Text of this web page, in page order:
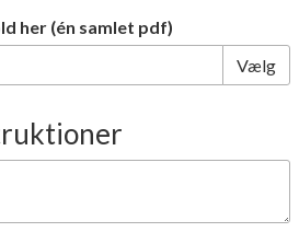
her (én samlet pdf)
Vælg